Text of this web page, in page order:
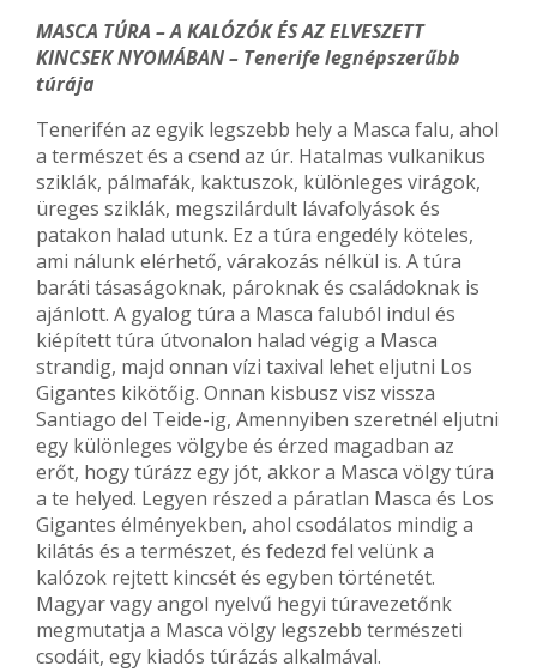
MASCA TÚRA – A KALÓZÓK ÉS AZ ELVESZETT
KINCSEK NYOMÁBAN – Tenerife legnépszerűbb
túrája
Tenerifén az egyik legszebb hely a Masca falu, ahol
a természet és a csend az úr. Hatalmas vulkanikus
sziklák, pálmafák, kaktuszok, különleges virágok,
üreges sziklák, megszilárdult lávafolyások és
patakon halad utunk. Ez a túra engedély köteles,
ami nálunk elérhető, várakozás nélkül is. A túra
baráti tásaságoknak, pároknak és családoknak is
ajánlott. A gyalog túra a Masca faluból indul és
kiépített túra útvonalon halad végig a Masca
strandig, majd onnan vízi taxival lehet eljutni Los
Gigantes kikötőig. Onnan kisbusz visz vissza
Santiago del Teide-ig, Amennyiben szeretnél eljutni
egy különleges völgybe és érzed magadban az
erőt, hogy túrázz egy jót, akkor a Masca völgy túra
a te helyed. Legyen részed a páratlan Masca és Los
Gigantes élményekben, ahol csodálatos mindig a
kilátás és a természet, és fedezd fel velünk a
kalózok rejtett kincsét és egyben történetét.
Magyar vagy angol nyelvű hegyi túravezetőnk
megmutatja a Masca völgy legszebb természeti
csodáit, egy kiadós túrázás alkalmával.